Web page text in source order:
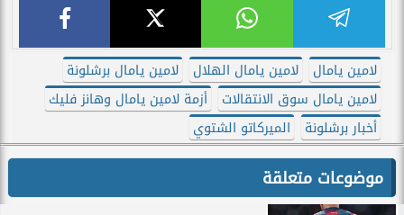
لامين يامال لامين يامال الهلال
لامين يامال برشلونة
لامين يامال سوق الانتقالات
أزمة لامين يامال وهانز فليك
أخبار برشلونة
الميركاتو الشتوي
موضوعات متعلقة